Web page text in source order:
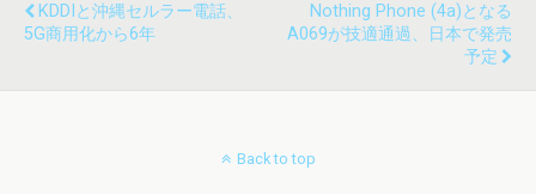
KDDIと沖縄セルラー電話、
5G商用化から6年
Nothing Phone (4a)となる
A069が技適通過、日本で発売
予定
Back to top